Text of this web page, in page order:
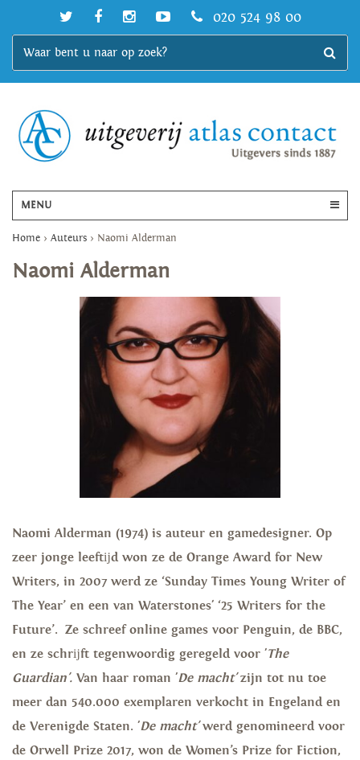
020 524 98 00
MENU
Home > Auteurs > Naomi Alderman
Naomi Alderman
Naomi Alderman (1974) is auteur en gamedesigner. Op
zeer jonge leeftĳd won ze de Orange Award for New
Writers, in 2007 werd ze ‘Sunday Times Young Writer of
The Year’ en een van Waterstones' ‘25 Writers for the
Future’. Ze schreef online games voor Penguin, de BBC,
en ze schrĳft tegenwoordig geregeld voor 'The
Guardian'. Van haar roman 'De macht'zijn tot nu toe
meer dan 540.000 exemplaren verkocht in Engeland en
de Verenigde Staten. 'De macht'werd genomineerd voor
de Orwell Prize 2017, won de Women’s Prize for Fiction,